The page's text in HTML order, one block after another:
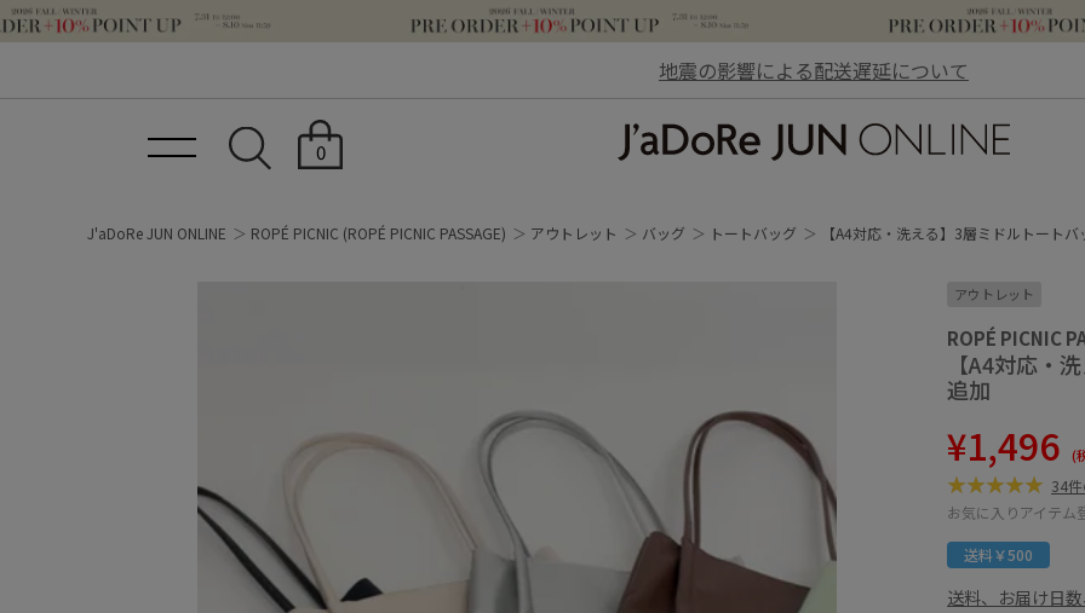
地震の影響による配送遅延について
0
J'aDoRe JUN ONLINE ROPÉ PICNIC (ROPÉ PICNIC PASSAGE) アウトレット バッグ トートバッグ 【A4対応・洗える】3層ミドルトート
アウトレット
ROPÉ PICNIC
【A4対応・
追加
¥1,496 (
34
お気に入りアイテム
送料￥500
送料、お届け日